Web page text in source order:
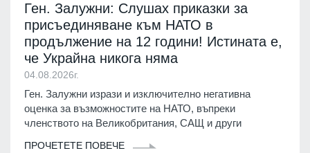
Ген. Залужни: Слушах приказки за
присъединяване към НАТО в
продължение на 12 години! Истината е,
че Украйна никога няма
04.08.2026г.
Ген. Залужни изрази и изключително негативна
оценка за възможностите на НАТО, въпреки
членството на Великобритания, САЩ и други
ПРОЧЕТЕТЕ ПОВЕЧЕ